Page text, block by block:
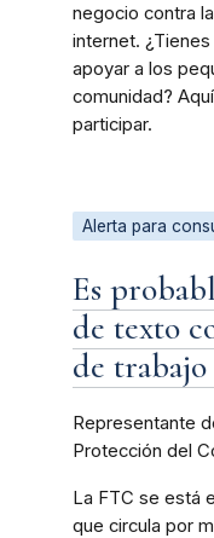
negocio contra
internet.
apoyar a los
comunidad?
participar.
Alerta para
Es
de texto
de trabajo
Representante
Protección del
La FTC se está
que circula por